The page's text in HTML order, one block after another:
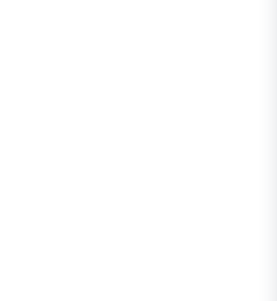
om grøn helhedsplan for Det